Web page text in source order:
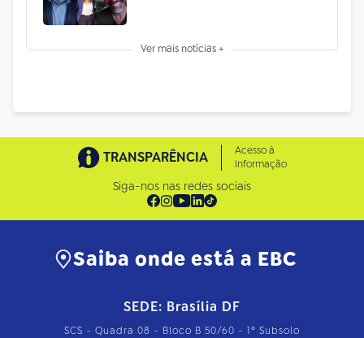
Ver mais notícias +
TRANSPARÊNCIA
Acesso à
Informação
Siga-nos nas redes sociais
Saiba onde está a EBC
SEDE: Brasília DF
SCS - Quadra 08 - Bloco B 50/60 - 1º Subsolo